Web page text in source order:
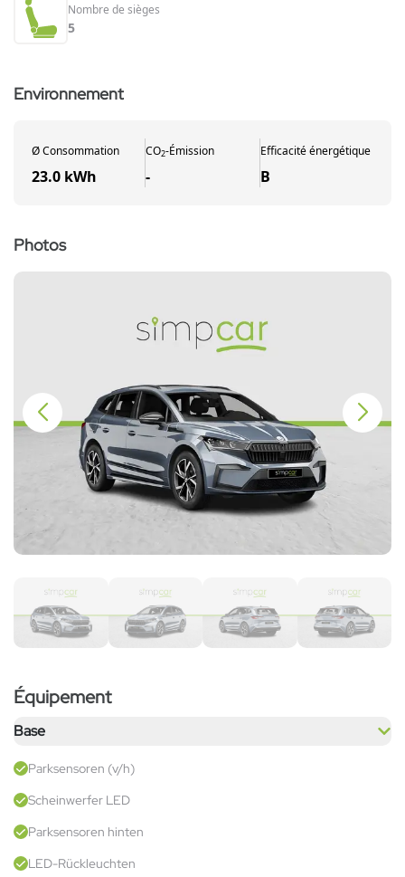
Nombre de sièges
5
Environnement
ØConsommation
23.0 kWh
CO2-Émission
-
Efficacité énergétique
B
Photos
Équipement
Base
Parksensoren (v/h)
Scheinwerfer LED
Parksensoren hinten
LED-Rückleuchten